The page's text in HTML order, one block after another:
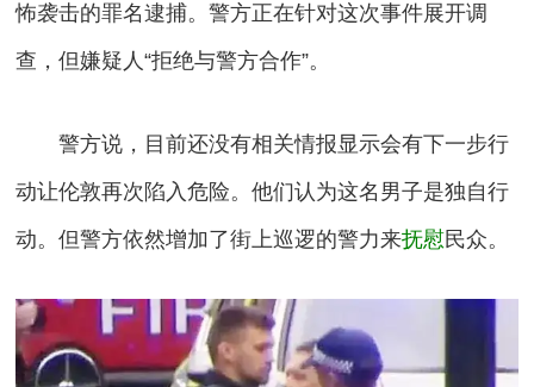
怖袭击的罪名逮捕。警方正在针对这次事件展开调
查，但嫌疑人“拒绝与警方合作”。
警方说，目前还没有相关情报显示会有下一步行
动让伦敦再次陷入危险。他们认为这名男子是独自行
动。但警方依然增加了街上巡逻的警力来抚慰民众。